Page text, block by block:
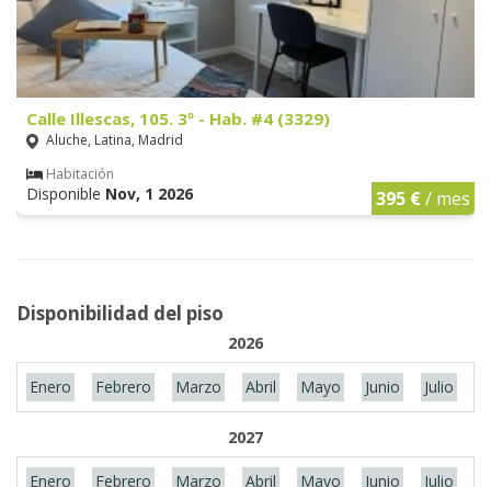
Calle Illescas, 105. 3º - Hab. #4 (3329)
Aluche, Latina, Madrid
Habitación
Disponible Nov, 1 2026 395 €/ mes
Disponibilidad del piso
2026
Enero Febrero Marzo Abril Mayo Junio Julio
2027
Enero Febrero Marzo Abril Mayo Junio Julio